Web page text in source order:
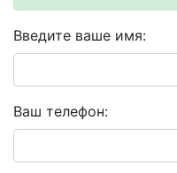
Введите ваше имя:
Ваш телефон: